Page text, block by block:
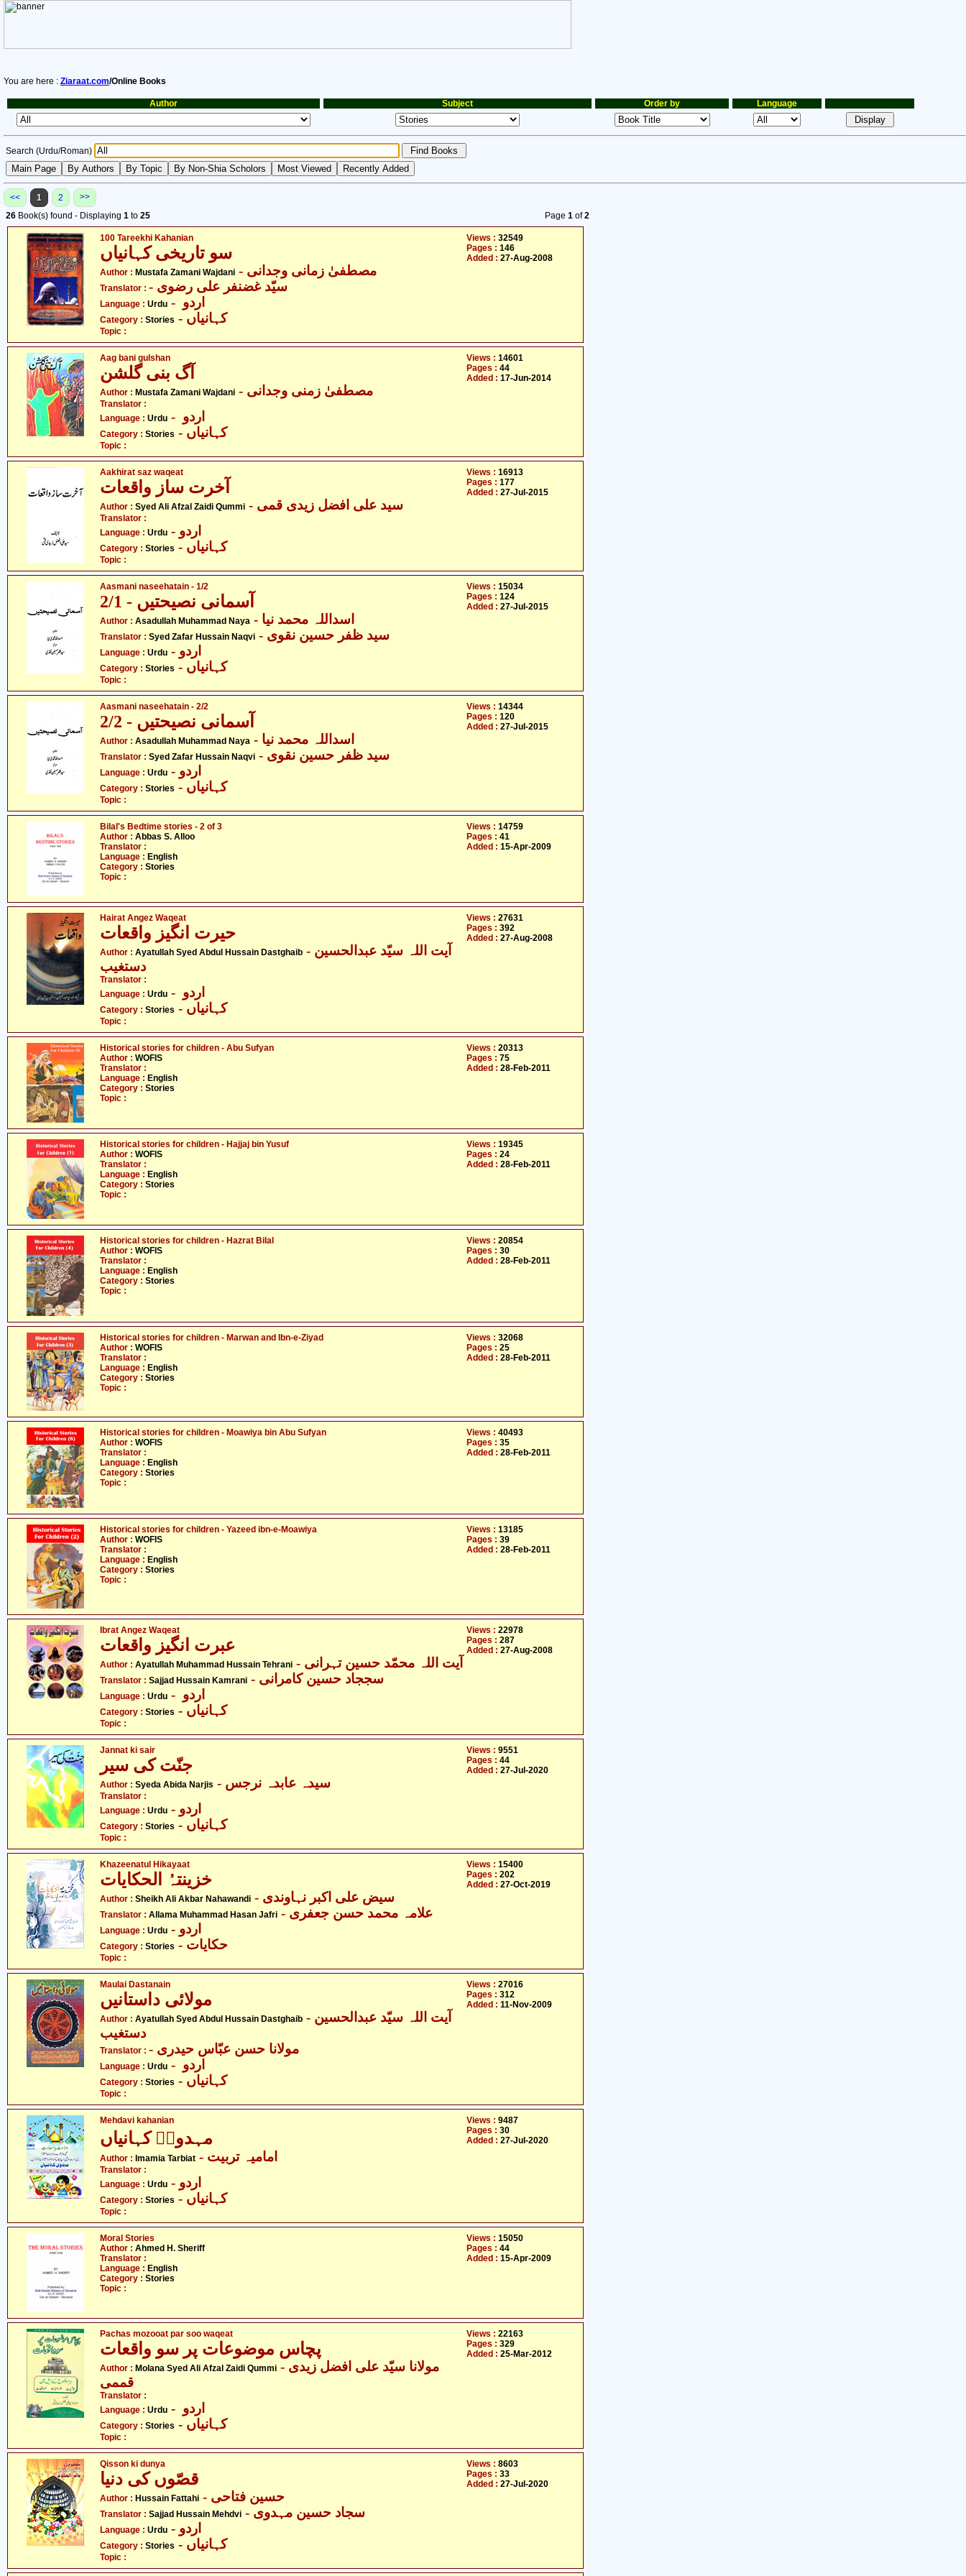
You are here : Ziaraat.com/Online Books
Author Subject Order by Language
Search (Urdu/Roman)
<< 1 2
>>
26 Book(s) found - Displaying 1 to 25 Page 1of2
100 Tareekhi Kahanian
سو تاریخی کہانیاں
Author : Mustafa Zamani Wajdani - مصطفیٰ زمانی وجدانی
Translator :
Language : Urdu
Category : Stories - کہانیاں
Topic :
Views : 32549
Pages : 146
Added : 27-Aug-2008
Aag bani gulshan
آگ بنی گلشن
Author : Mustafa Zamani Wajdani - مصطفیٰ زمنی وجدانی
Translator :
Language : Urdu
Category : Stories - کہانیاں
Topic :
Views : 14601
Pages : 44
Added : 17-Jun-2014
Aakhirat saz waqeat
آخرت ساز واقعات
Author : Syed Ali Afzal Zaidi Qummi - سید علی افضل زیدی قمی
Translator :
Language : Urdu - اردو
Category : Stories - کہانیاں
Topic :
Views : 16913
Pages : 177
Added : 27-Jul-2015
Aasmani naseehatain - 1/2
آسمانی نصیحتیں - 2/1
Author : Asadullah Muhammad Naya - اسداللہ محمد نیا
Translator : Syed Zafar Hussain Naqvi - سید ظفر حسین نقوی
Language : Urdu - اردو
Category : Stories - کہانیاں
Topic :
Views : 15034
Pages : 124
Added : 27-Jul-2015
Aasmani naseehatain - 2/2
آسمانی نصیحتیں - 2/2
Author : Asadullah Muhammad Naya - اسداللہ محمد نیا
Translator : Syed Zafar Hussain Naqvi - سید ظفر حسین نقوی
Language : Urdu - اردو
Category : Stories - کہانیاں
Topic :
Views : 14344
Pages : 120
Added : 27-Jul-2015
Bilal's Bedtime stories - 2 of 3
Author : Abbas S. Alloo
Translator :
Language : English
Category : Stories
Topic :
Views : 14759
Pages : 41
Added : 15-Apr-2009
Hairat Angez Waqeat
Author : Ayatullah Syed Abdul Hussain Dastghaib - آیت اللہ سیّد عبدالحسین
دستغیب
Translator :
Language : Urdu
Category : Stories - کہانیاں
Topic :
Views : 27631
Pages : 392
Added : 27-Aug-2008
Historical stories for children - Abu Sufyan
Author : WOFIS
Translator :
Language : English
Category : Stories
Topic :
Views : 20313
Pages : 75
Added : 28-Feb-2011
Historical stories for children - Hajjaj bin Yusuf
Author : WOFIS
Translator :
Language : English
Category : Stories
Topic :
Views : 19345
Pages : 24
Added : 28-Feb-2011
Historical stories for children - Hazrat Bilal
Author : WOFIS
Translator :
Language : English
Category : Stories
Topic :
Views : 20854
Pages : 30
Added : 28-Feb-2011
Historical stories for children - Marwan and Ibn-e-Ziyad
Author : WOFIS
Translator :
Language : English
Category : Stories
Topic :
Views : 32068
Pages : 25
Added : 28-Feb-2011
Historical stories for children - Moawiya bin Abu Sufyan
Author : WOFIS
Translator :
Language : English
Category : Stories
Topic :
Views : 40493
Pages : 35
Added : 28-Feb-2011
Historical stories for children - Yazeed ibn-e-Moawiya
Author : WOFIS
Translator :
Language : English
Category : Stories
Topic :
Views : 13185
Pages : 39
Added : 28-Feb-2011
Ibrat Angez Waqeat
Author : Ayatullah Muhammad Hussain Tehrani - آیت اللہ محمّد حسین تہرانی
Translator : Sajjad Hussain Kamrani - سججاد حسین کامرانی
Language : Urdu
Category : Stories - کہانیاں
Topic :
Views : 22978
Pages : 287
Added : 27-Aug-2008
Jannat ki sair
جنّت کی سیر
Author : Syeda Abida Narjis - سیدہ عابدہ نرجس
Translator :
Language : Urdu - اردو
Category : Stories - کہانیاں
Topic :
Views : 9551
Pages : 44
Added : 27-Jul-2020
Khazeenatul Hikayaat
خزینتہُ الحکایات
Author : Sheikh Ali Akbar Nahawandi - سیض علی اکبر نہاوندی
Translator : Allama Muhammad Hasan Jafri - علامہ محمد حسن جعفری
Language : Urdu - اردو
Category : Stories - حکایات
Topic :
Views : 15400
Pages : 202
Added : 27-Oct-2019
Maulai Dastanain
Author : Ayatullah Syed Abdul Hussain Dastghaib - آیت اللہ سیّد عبدالحسین
دستغیب
Translator : - مولانا حسن عبّاس حیدری
Language : Urdu
Category : Stories - کہانیاں
Topic :
Views : 27016
Pages : 312
Added : 11-Nov-2009
Mehdavi kahanian
مہدویؑ کہانیاں
Author : Imamia Tarbiat - امامیہ تربیت
Translator :
Language : Urdu - اردو
Category : Stories - کہانیاں
Topic :
Views : 9487
Pages : 30
Added : 27-Jul-2020
Moral Stories
Author : Ahmed H. Sheriff
Translator :
Language : English
Category : Stories
Topic :
Views : 15050
Pages : 44
Added : 15-Apr-2009
Pachas mozooat par soo waqeat
پچاس موضوعات پر سو واقعات
Author : Molana Syed Ali Afzal Zaidi Qummi - مولانا سیّد علی افضل زیدی
قممی
Translator :
Language : Urdu
Category : Stories - کہانیاں
Topic :
Views : 22163
Pages : 329
Added : 25-Mar-2012
Qisson ki dunya
قصّوں کی دنیا
Author : Hussain Fattahi - حسین فتاحی
Translator : Sajjad Hussain Mehdvi - سجاد حسین مہدوی
Language : Urdu - اردو
Category : Stories - کہانیاں
Topic :
Views : 8603
Pages : 33
Added : 27-Jul-2020